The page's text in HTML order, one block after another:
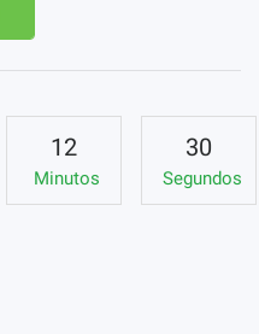
12
Minutos
29
Segundos